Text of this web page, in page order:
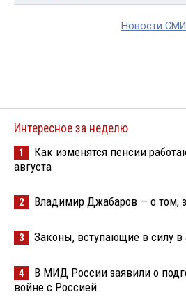
Новости
Интересное за неделю
1
Как изменятся пенсии
августа
2 Владимир Джабаров — о том,
3 Законы, вступающие в силу в
4
В МИД России заявили о
войне с Россией